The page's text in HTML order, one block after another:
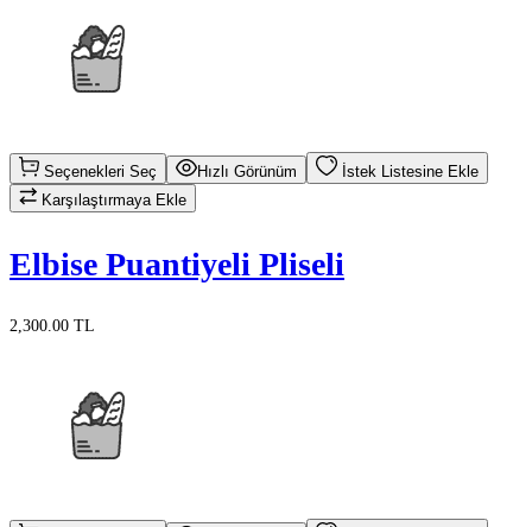
Seçenekleri Seç Hızlı Görünüm
İstek Listesine Ekle
Karşılaştırmaya Ekle
Elbise Puantiyeli Pliseli
2,300.00 TL